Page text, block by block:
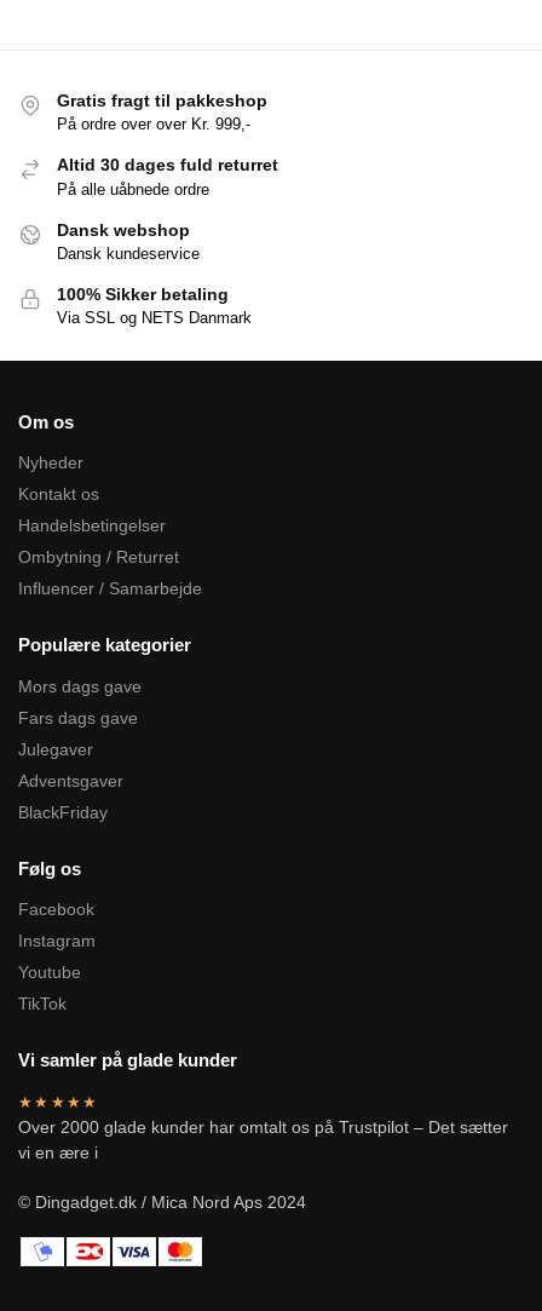
Gratis fragt til pakkeshop
På ordre over over Kr. 999,-
Altid 30 dages fuld returret
På alle uåbnede ordre
Dansk webshop
Dansk kundeservice
100% Sikker betaling
Via SSL og NETS Danmark
Om os
Nyheder
Kontakt os
Handelsbetingelser
Ombytning / Returret
Influencer / Samarbejde
Populære kategorier
Mors dags gave
Fars dags gave
Julegaver
Adventsgaver
BlackFriday
Følg os
Facebook
Instagram
Youtube
TikTok
Vi samler på glade kunder
★★★★★
Over 2000 glade kunder har omtalt os på Trustpilot – Det sætter
vi en ære i
© Dingadget.dk / Mica Nord Aps 2024